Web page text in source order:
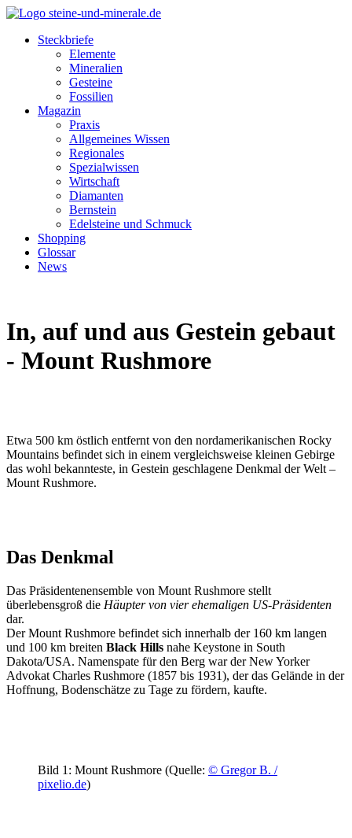
Steckbriefe
Elemente
Mineralien
Gesteine
Fossilien
Magazin
Praxis
Allgemeines Wissen
Regionales
Spezialwissen
Wirtschaft
Diamanten
Bernstein
Edelsteine und Schmuck
Shopping
Glossar
News
In, auf und aus Gestein gebaut
- Mount Rushmore
Etwa 500 km östlich entfernt von den nordamerikanischen Rocky
Mountains befindet sich in einem vergleichsweise kleinen Gebirge
das wohl bekannteste, in Gestein geschlagene Denkmal der Welt –
Mount Rushmore.
Das Denkmal
Das Präsidentenensemble von Mount Rushmore stellt
überlebensgroß die Häupter von vier ehemaligen US-Präsidenten
dar.
Der Mount Rushmore befindet sich innerhalb der 160 km langen
und 100 km breiten Black Hills nahe Keystone in South
Dakota/USA. Namenspate für den Berg war der New Yorker
Advokat Charles Rushmore (1857 bis 1931), der das Gelände in der
Hoffnung, Bodenschätze zu Tage zu fördern, kaufte.
Bild 1: Mount Rushmore (Quelle: © Gregor B. /
pixelio.de)